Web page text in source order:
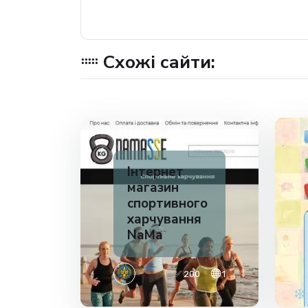
Схожі сайти:
Інтернет
магазин
спортивного
харчування
NaMa
✅ 200 1